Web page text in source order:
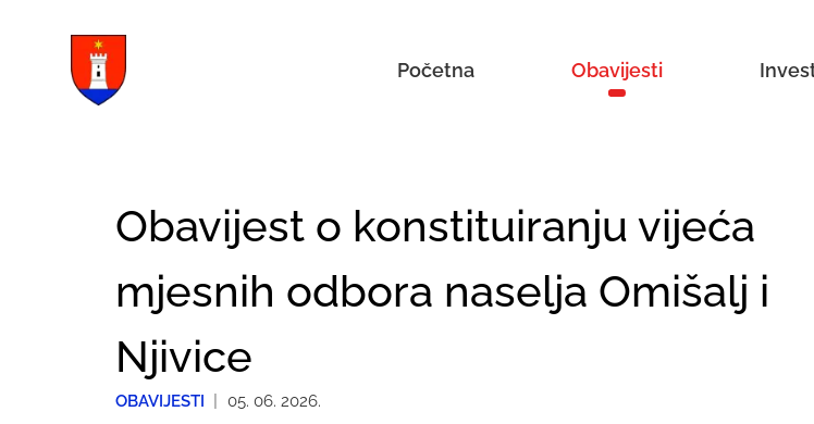
Početna Obavijesti
Obavijest o konstituiranju vijeća
mjesnih odbora naselja Omišalj i
Njivice
OBAVIJESTI 05. 06. 2026.